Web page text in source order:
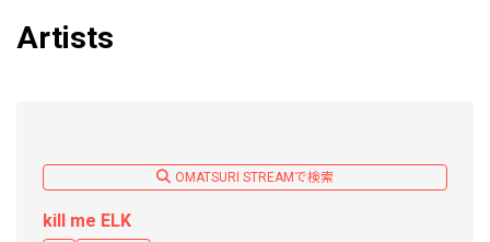
Artists
OMATSURI STREAMで検索
kill me ELK